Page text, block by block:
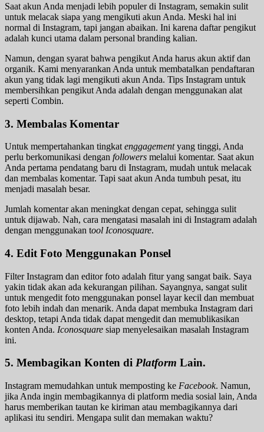
Saat akun Anda menjadi lebih populer di Instagram, semakin sulit
untuk melacak siapa yang mengikuti akun Anda. Meski hal ini
normal di Instagram, tapi jangan abaikan. Ini karena daftar pengikut
adalah kunci utama dalam personal branding kalian.
Namun, dengan syarat bahwa pengikut Anda harus akun aktif dan
organik. Kami menyarankan Anda untuk membatalkan pendaftaran
akun yang tidak lagi mengikuti akun Anda. Tips Instagram untuk
membersihkan pengikut Anda adalah dengan menggunakan alat
seperti Combin.
3. Membalas Komentar
Untuk mempertahankan tingkat enggagementyang tinggi, Anda
perlu berkomunikasi dengan followers melalui komentar. Saat akun
Anda pertama pendatang baru di Instagram, mudah untuk melacak
dan membalas komentar. Tapi saat akun Anda tumbuh pesat, itu
menjadi masalah besar.
Jumlah komentar akan meningkat dengan cepat, sehingga sulit
untuk dijawab. Nah, cara mengatasi masalah ini di Instagram adalah
dengan menggunakan tool Iconosquare.
4. Edit Foto Menggunakan Ponsel
Filter Instagram dan editor foto adalah fitur yang sangat baik. Saya
yakin tidak akan ada kekurangan pilihan. Sayangnya, sangat sulit
untuk mengedit foto menggunakan ponsel layar kecil dan membuat
foto lebih indah dan menarik. Anda dapat membuka Instagram dari
desktop, tetapi Anda tidak dapat mengedit dan memublikasikan
konten Anda. Iconosquare siap menyelesaikan masalah Instagram
ini.
5. Membagikan Konten di Platform Lain.
Instagram memudahkan untuk memposting ke Facebook. Namun,
jika Anda ingin membagikannya di platform media sosial lain, Anda
harus memberikan tautan ke kiriman atau membagikannya dari
aplikasi itu sendiri. Mengapa sulit dan memakan waktu?